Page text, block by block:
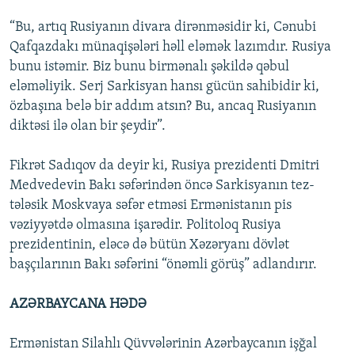
“Bu, artıq Rusiyanın divara dirənməsidir ki, Cənubi
Qafqazdakı münaqişələri həll eləmək lazımdır. Rusiya
bunu istəmir. Biz bunu birmənalı şəkildə qəbul
eləməliyik. Serj Sarkisyan hansı gücün sahibidir ki,
özbaşına belə bir addım atsın? Bu, ancaq Rusiyanın
diktəsi ilə olan bir şeydir”.
Fikrət Sadıqov da deyir ki, Rusiya prezidenti Dmitri
Medvedevin Bakı səfərindən öncə Sarkisyanın tez-
tələsik Moskvaya səfər etməsi Ermənistanın pis
vəziyyətdə olmasına işarədir. Politoloq Rusiya
prezidentinin, eləcə də bütün Xəzəryanı dövlət
başçılarının Bakı səfərini “önəmli görüş” adlandırır.
AZƏRBAYCANA HƏDƏ
Ermənistan Silahlı Qüvvələrinin Azərbaycanın işğal